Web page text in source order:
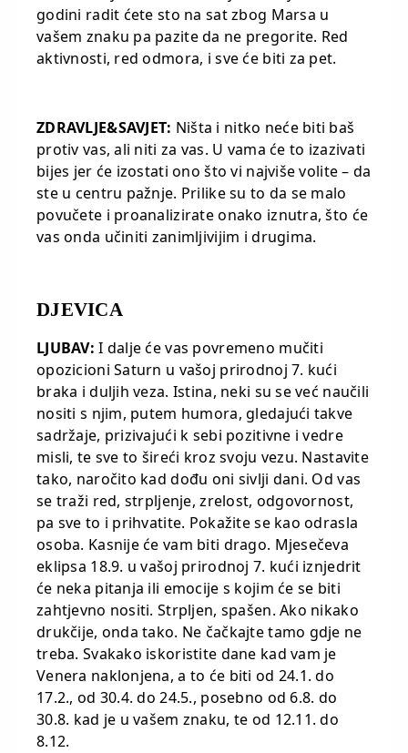
godini radit ćete sto na sat zbog Marsa u
vašem znaku pa pazite da ne pregorite. Red
aktivnosti, red odmora, i sve će biti za pet.
ZDRAVLJE&SAVJET: Ništa i nitko neće biti baš
protiv vas, ali niti za vas. U vama će to izazivati
bijes jer će izostati ono što vi najviše volite – da
ste u centru pažnje. Prilike su to da se malo
povučete i proanalizirate onako iznutra, što će
vas onda učiniti zanimljivijim i drugima.
DJEVICA
LJUBAV: I dalje će vas povremeno mučiti
opozicioni Saturn u vašoj prirodnoj 7. kući
braka i duljih veza. Istina, neki su se već naučili
nositi s njim, putem humora, gledajući takve
sadržaje, prizivajući k sebi pozitivne i vedre
misli, te sve to šireći kroz svoju vezu. Nastavite
tako, naročito kad dođu oni sivlji dani. Od vas
se traži red, strpljenje, zrelost, odgovornost,
pa sve to i prihvatite. Pokažite se kao odrasla
osoba. Kasnije će vam biti drago. Mjesečeva
eklipsa 18.9. u vašoj prirodnoj 7. kući iznjedrit
će neka pitanja ili emocije s kojim će se biti
zahtjevno nositi. Strpljen, spašen. Ako nikako
drukčije, onda tako. Ne čačkajte tamo gdje ne
treba. Svakako iskoristite dane kad vam je
Venera naklonjena, a to će biti od 24.1. do
17.2., od 30.4. do 24.5., posebno od 6.8. do
30.8. kad je u vašem znaku, te od 12.11. do
8.12.